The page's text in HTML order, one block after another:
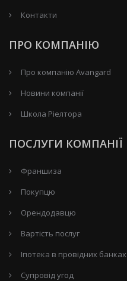
Контакти
ПРО КОМПАНІЮ
Про компанію Avangard
Новини компанії
Школа Ріелтора
ПОСЛУГИ КОМПАНІЇ
Франшиза
Покупцю
Орендодавцю
Вартість послуг
Іпотека в провідних банках
Супровід угод